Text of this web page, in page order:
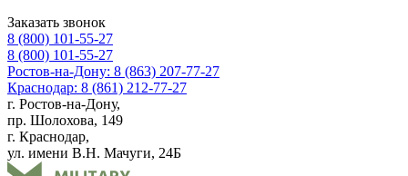
Заказать звонок
8 (800) 101-55-27
8 (800) 101-55-27
Ростов-на-Дону: 8 (863) 207-77-27
Краснодар: 8 (861) 212-77-27
г. Ростов-на-Дону,
пр. Шолохова, 149
г. Краснодар,
ул. имени В.Н. Мачуги, 24Б